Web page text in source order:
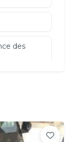
des